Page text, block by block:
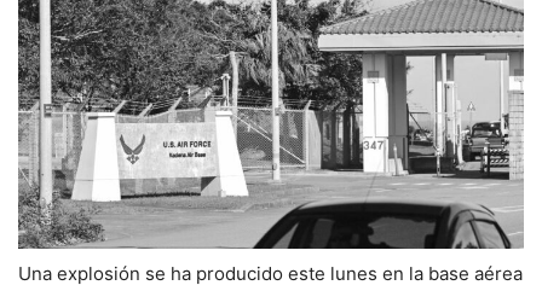
Una explosión se ha producido este lunes en la base aérea